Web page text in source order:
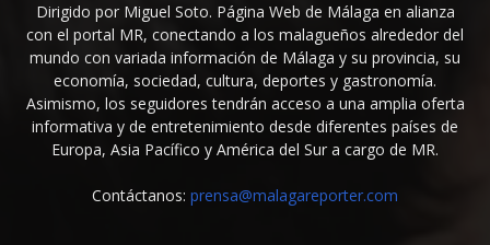
Dirigido por Miguel Soto. Página Web de Málaga en alianza
con el portal MR, conectando a los malagueños alrededor del
mundo con variada información de Málaga y su provincia, su
economía, sociedad, cultura, deportes y gastronomía.
Asimismo, los seguidores tendrán acceso a una amplia oferta
informativa y de entretenimiento desde diferentes países de
Europa, Asia Pacífico y América del Sur a cargo de MR.
Contáctanos: prensa@malagareporter.com